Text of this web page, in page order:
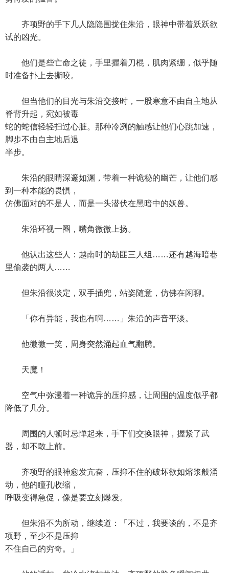
齐项野的手下几人隐隐围拢住朱沿，眼神中带着跃跃欲
试的凶光。
他们是些亡命之徒，手里握着刀棍，肌肉紧绷，似乎随
时准备扑上去撕咬。
但当他们的目光与朱沿交接时，一股寒意不由自主地从
脊背升起，宛如被毒
蛇的蛇信轻轻扫过心脏。那种冷冽的触感让他们心跳加速，
脚步不由自主地后退
半步。
朱沿的眼睛深邃如渊，带着一种诡秘的幽芒，让他们感
到一种本能的畏惧，
仿佛面对的不是人，而是一头潜伏在黑暗中的妖兽。
朱沿环视一圈，嘴角微微上扬。
他认出这些人：越南时的劫匪三人组……还有越海暗巷
里偷袭的两人……
但朱沿很淡定，双手插兜，站姿随意，仿佛在闲聊。
「你有异能，我也有啊……」朱沿的声音平淡。
他微微一笑，周身突然涌起血气翻腾。
天魔！
空气中弥漫着一种诡异的压抑感，让周围的温度似乎都
降低了几分。
周围的人顿时忌惮起来，手下们交换眼神，握紧了武
器，却不敢上前。
齐项野的眼神愈发亢奋，压抑不住的破坏欲如熔浆般涌
动，他的瞳孔收缩，
呼吸变得急促，像是要立刻爆发。
但朱沿不为所动，继续道：「不过，我要谈的，不是齐
项野，至少不是压抑
不住自己的穷奇。」